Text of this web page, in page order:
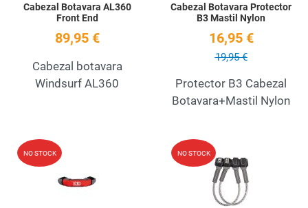
Cabezal Botavara AL360
Front End
89,95 €
Cabezal botavara
Windsurf AL360
Cabezal Botavara Protector
B3 Mastil Nylon
16,95 €
19,95 €
Protector B3 Cabezal
Botavara+Mastil Nylon
NO STOCK Add to Wishlist
NO STOCK